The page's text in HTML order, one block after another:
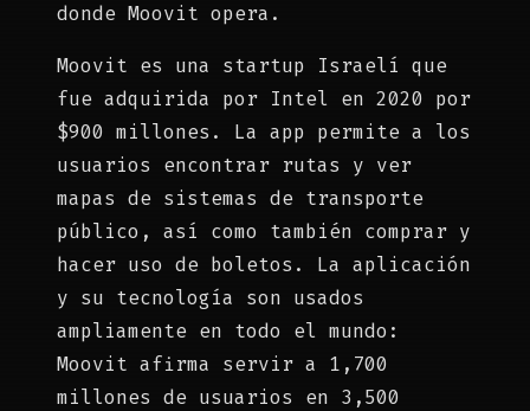
donde Moovit opera.
Moovit es una startup Israelí que
fue adquirida por Intel en 2020 por
$900 millones. La app permite a los
usuarios encontrar rutas y ver
mapas de sistemas de transporte
público, así como también comprar y
hacer uso de boletos. La aplicación
y su tecnología son usados
ampliamente en todo el mundo:
Moovit afirma servir a 1,700
millones de usuarios en 3,500